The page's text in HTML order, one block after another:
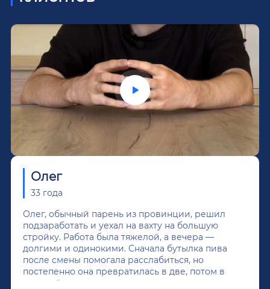
Олег
33 года
Олег, обычный парень из провинции, решил
подзаработать и уехал на вахту на большую
стройку. Работа была тяжелой, а вечера —
долгими и одинокими. Сначала бутылка пива
после смены помогала расслабиться, но
постепенно она превратилась в две, потом в
крепкий алкоголь, и вот он уже пил почти